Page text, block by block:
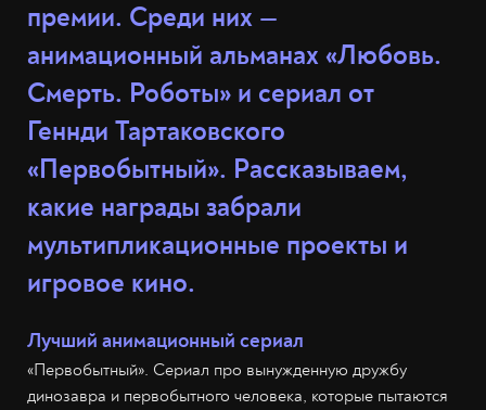
премии. Среди них —
анимационный альманах «Любовь.
Смерть. Роботы» и сериал от
Геннди Тартаковского
«Первобытный». Рассказываем,
какие награды забрали
мультипликационные проекты и
игровое кино.
Лучший анимационный сериал
«Первобытный». Сериал про вынужденную дружбу
динозавра и первобытного человека, которые пытаются